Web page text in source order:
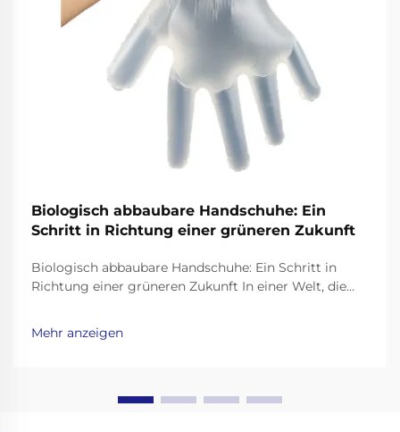
Biologisch abbaubare Handschuhe: Ein
Schritt in Richtung einer grüneren Zukunft
Biologisch abbaubare Handschuhe: Ein Schritt in
Richtung einer grüneren Zukunft In einer Welt, die
wichtiger denn je, umweltfreundliche Alternativen zu
Alltagsprodukten zu finden. Einweghandschuhe, weit
Mehr anzeigen